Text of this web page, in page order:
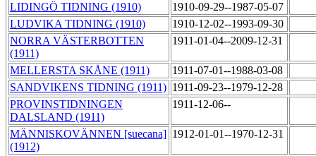
LIDINGÖ TIDNING (1910)
1910-09-29--1987-05-07
LUDVIKA TIDNING (1910)
1910-12-02--1993-09-30
NORRA VÄSTERBOTTEN
(1911)
1911-01-04--2009-12-31
MELLERSTA SKÅNE (1911)
1911-07-01--1988-03-08
SANDVIKENS TIDNING (1911) 1911-09-23--1979-12-28
PROVINSTIDNINGEN
DALSLAND (1911)
1911-12-06--
MÄNNISKOVÄNNEN [suecana]
(1912)
1912-01-01--1970-12-31